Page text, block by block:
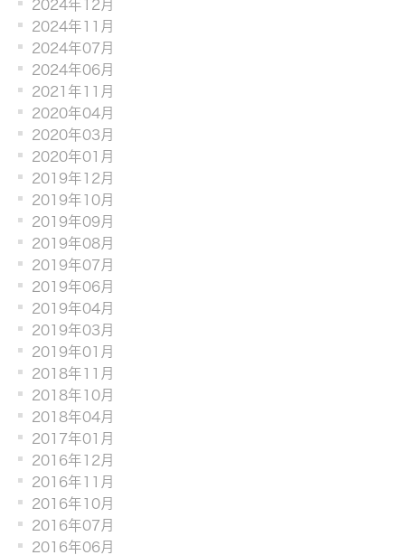
2024年12月
2024年11月
2024年07月
2024年06月
2021年11月
2020年04月
2020年03月
2020年01月
2019年12月
2019年10月
2019年09月
2019年08月
2019年07月
2019年06月
2019年04月
2019年03月
2019年01月
2018年11月
2018年10月
2018年04月
2017年01月
2016年12月
2016年11月
2016年10月
2016年07月
2016年06月